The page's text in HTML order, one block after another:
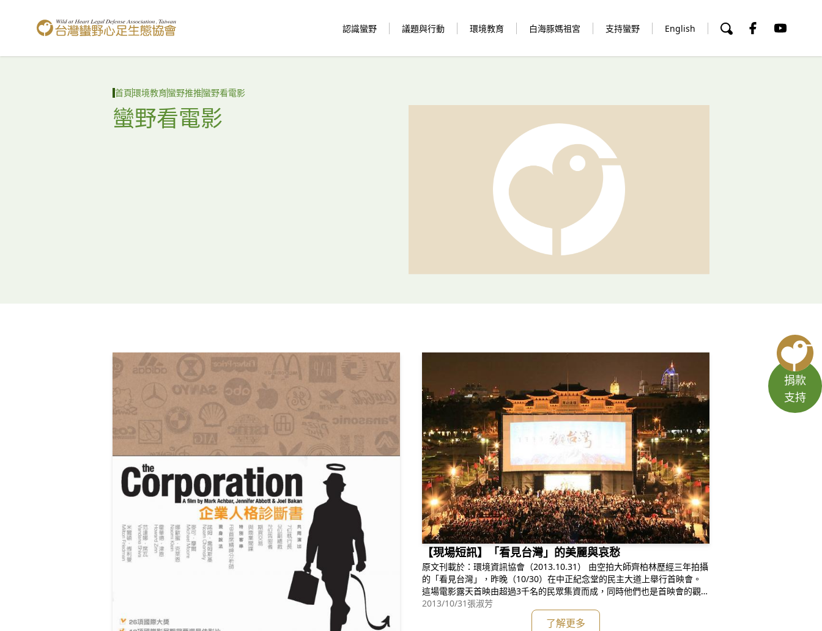
台灣蠻野心足生態協會
認識蠻野 議題與行動 環境教育 白海豚媽祖宮 支持蠻野 English
捐款
支持
首頁環境教育蠻野推推蠻野看電影
蠻野看電影
【現場短訊】「看見台灣」的美麗與哀愁
原文刊載於：環境資訊協會（2013.10.31） 由空拍大師齊柏林歷經三年拍攝
的「看見台灣」，昨晚（10/30）在中正紀念堂的民主大道上舉行首映會。
這場電影露天首映由超過3千名的民眾集資而成，同時他們也是首映會的觀眾
群。在涼風與星空下，襯著林慶台牧師與萊萊的優美歌聲，一首「物換星
移」聽得大家如醉如痴，「看見台灣」隨後便拉開了序幕。 圖片來源：環境
2013/10/31 張淑芳
了解更多